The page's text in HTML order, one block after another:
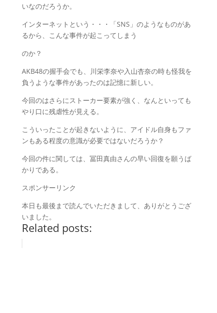
いなのだろうか。
インターネットという・・・「SNS」のようなものがあ
るから、こんな事件が起こってしまう
のか？
AKB48の握手会でも、川栄李奈や入山杏奈の時も怪我を
負うような事件があったのは記憶に新しい。
今回のはさらにストーカー要素が強く、なんといっても
やり口に残虐性が見える。
こういったことが起きないように、アイドル自身もファ
ンもある程度の意識が必要ではないだろうか？
今回の件に関しては、冨田真由さんの早い回復を願うば
かりである。
スポンサーリンク
本日も最後まで読んでいただきまして、ありがとうござ
いました。
Related posts: